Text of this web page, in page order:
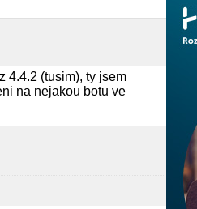
4.4.2 (tusim), ty jsem
na nejakou botu ve